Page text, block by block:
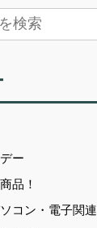
ー
品！
コン・電子関連